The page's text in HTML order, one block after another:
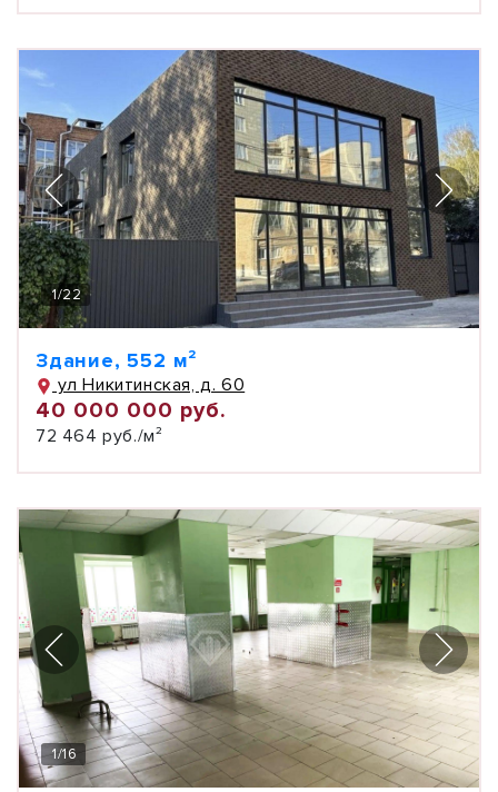
1/22
Здание, 552 м²
ул Никитинская, д. 60
40 000 000 руб.
72 464 руб./м²
1/16